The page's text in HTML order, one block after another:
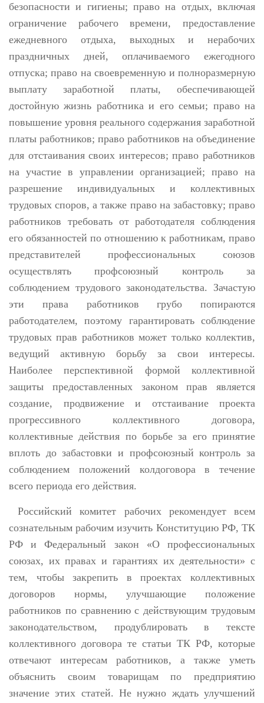
безопасности и гигиены; право на отдых, включая
ограничение рабочего времени, предоставление
ежедневного отдыха, выходных и нерабочих
праздничных дней, оплачиваемого ежегодного
отпуска; право на своевременную и полноразмерную
выплату заработной платы, обеспечивающей
достойную жизнь работника и его семьи; право на
повышение уровня реального содержания заработной
платы работников; право работников на объединение
для отстаивания своих интересов; право работников
на участие в управлении организацией; право на
разрешение индивидуальных и коллективных
трудовых споров, а также право на забастовку; право
работников требовать от работодателя соблюдения
его обязанностей по отношению к работникам, право
представителей профессиональных союзов
осуществлять профсоюзный контроль за
соблюдением трудового законодательства. Зачастую
эти права работников грубо попираются
работодателем, поэтому гарантировать соблюдение
трудовых прав работников может только коллектив,
ведущий активную борьбу за свои интересы.
Наиболее перспективной формой коллективной
защиты предоставленных законом прав является
создание, продвижение и отстаивание проекта
прогрессивного коллективного договора,
коллективные действия по борьбе за его принятие
вплоть до забастовки и профсоюзный контроль за
соблюдением положений колдоговора в течение
всего периода его действия.
Российский комитет рабочих рекомендует всем
сознательным рабочим изучить Конституцию РФ, ТК
РФ и Федеральный закон «О профессиональных
союзах, их правах и гарантиях их деятельности» с
тем, чтобы закрепить в проектах коллективных
договоров нормы, улучшающие положение
работников по сравнению с действующим трудовым
законодательством, продублировать в тексте
коллективного договора те статьи ТК РФ, которые
отвечают интересам работников, а также уметь
объяснить своим товарищам по предприятию
значение этих статей. Не нужно ждать улучшений